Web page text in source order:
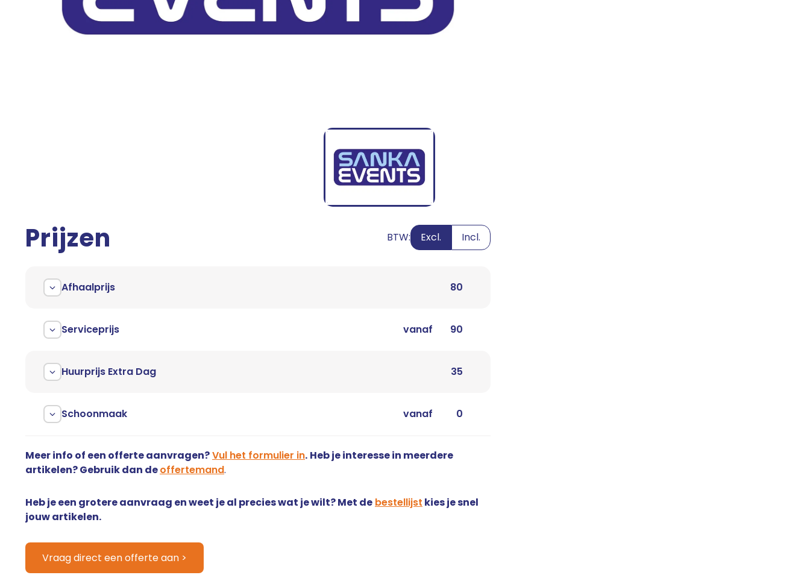
Prijzen BTW: Excl. Incl.
Afhaalprijs 80
Serviceprijs vanaf 90
Huurprijs Extra Dag 35
Schoonmaak vanaf 0
Meer info of een offerte aanvragen?Vul het formulier in. Heb je interesse in meerdere
artikelen? Gebruik dan deoffertemand.
Heb je een grotere aanvraag en weet je al precies wat je wilt? Met de bestellijst kies je snel
jouw artikelen.
Vraag direct een offerte aan >